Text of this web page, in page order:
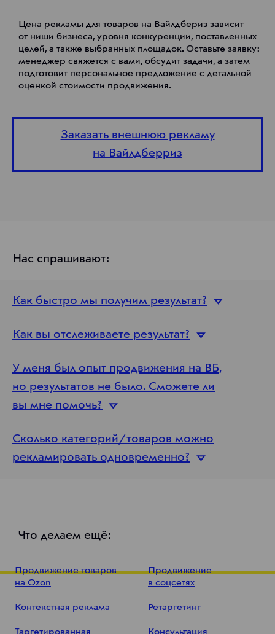
Цена рекламы для товаров на Вайлдбериз зависит
от ниши бизнеса, уровня конкуренции, поставленных
целей, а также выбранных площадок. Оставьте заявку:
менеджер свяжется с вами, обсудит задачи, а затем
подготовит персональное предложение с детальной
оценкой стоимости продвижения.
Заказать внешнюю рекламу
на Вайлдберриз
Нас спрашивают:
Как быстро мы получим результат?
Как вы отслеживаете результат?
У меня был опыт продвижения на ВБ,
но результатов не было. Сможете ли
вы мне помочь?
Сколько категорий/товаров можно
рекламировать одновременно?
Что делаем ещё:
Продвижение товаров
на Ozon
Контекстная реклама
Продвижение
в соцсетях
Ретаргетинг